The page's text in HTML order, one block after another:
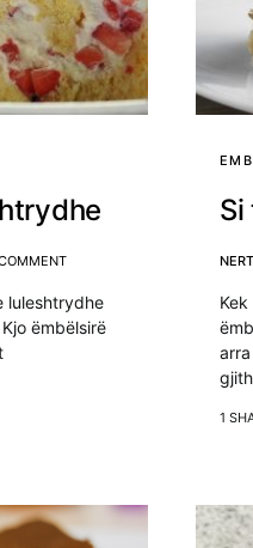
luleshtrydhe
ëmbëlsirë
Si
1